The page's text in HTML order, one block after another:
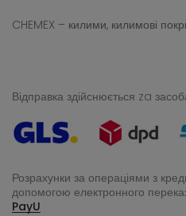
CHEMEX – килими, килимові
Відправка здійснюється za
Розрахунки за операціями з
допомогою електронного
PayU